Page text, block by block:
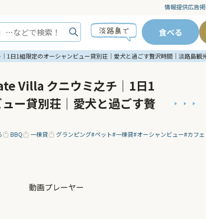
情報提供広告
食べる
｜1日1組限定のオーシャンビュー貸別荘｜愛犬と過ごす贅沢時間｜淡路島観
Villa クニウミ之チ｜1日1
ー貸別荘｜愛犬と過ごす贅
BBQ 一棟貸 グランピング#ペット#一棟貸#オーシャンビュー#カフェ
動画プレーヤー